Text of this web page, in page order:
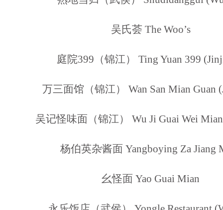
吴氏荟 The Woo’s
庭院399（锦江） Ting Yuan 399
万三面馆（锦江） Wan San Mian Guan
吴记怪味面（锦江） Wu Ji Guai Wei
杨伯英杂酱面 Yangboying Za Jiang
幺怪面 Yao Guai Mian